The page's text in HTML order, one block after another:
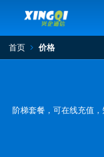
首页 价格
阶梯套餐，可在线充值